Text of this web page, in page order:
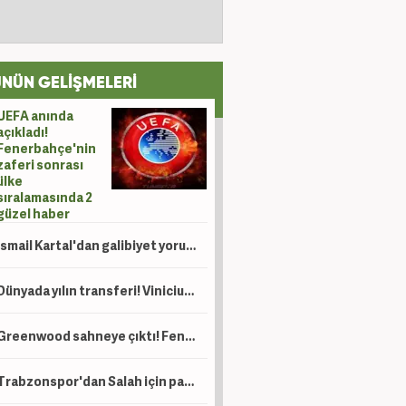
GELİŞMELERİ
anında
sonrası
2
haber
İsmail Kartal'dan galibiyet yorumu
Dünyada yılın transferi! Vinicius için 120 milyon Euro'luk teklif
Greenwood sahneye çıktı! Fenerbahçe tur kapısını araladı
Trabzonspor'dan Salah için paylaşım yağmuru